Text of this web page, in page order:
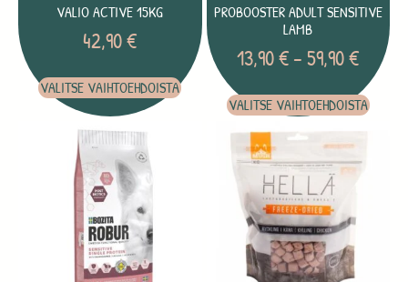
VALIO ACTIVE 15KG
42,90€
VALITSE VAIHTOEHDOISTA
PROBOOSTER ADULT SENSITIVE
LAMB
13,90€– 59,90€
VALITSE VAIHTOEHDOISTA